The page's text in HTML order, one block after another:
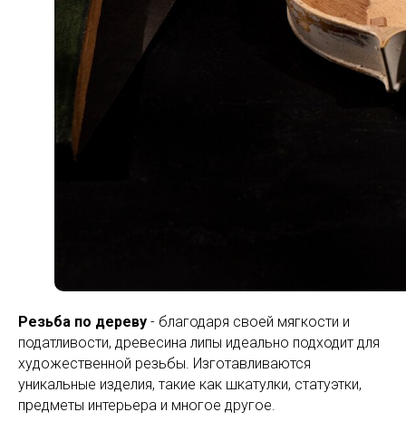
Резьба по дереву - благодаря своей мягкости и
податливости, древесина липы идеально подходит для
художественной резьбы. Изготавливаются
уникальные изделия, такие как шкатулки, статуэтки,
предметы интерьера и многое другое.